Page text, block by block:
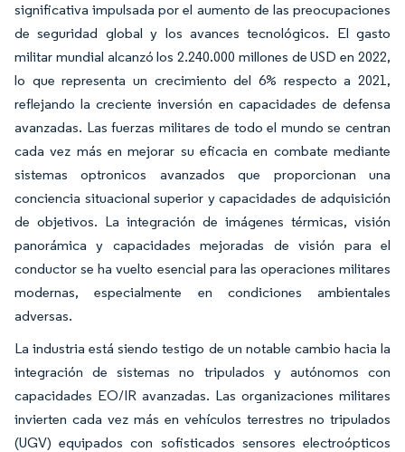
significativa impulsada por el aumento de las preocupaciones
de seguridad global y los avances tecnológicos. El gasto
militar mundial alcanzó los 2.240.000 millones de USD en 2022,
lo que representa un crecimiento del 6% respecto a 2021,
reflejando la creciente inversión en capacidades de defensa
avanzadas. Las fuerzas militares de todo el mundo se centran
cada vez más en mejorar su eficacia en combate mediante
sistemas optronicos avanzados que proporcionan una
conciencia situacional superior y capacidades de adquisición
de objetivos. La integración de imágenes térmicas, visión
panorámica y capacidades mejoradas de visión para el
conductor se ha vuelto esencial para las operaciones militares
modernas, especialmente en condiciones ambientales
adversas.
La industria está siendo testigo de un notable cambio hacia la
integración de sistemas no tripulados y autónomos con
capacidades EO/IR avanzadas. Las organizaciones militares
invierten cada vez más en vehículos terrestres no tripulados
(UGV) equipados con sofisticados sensores electroópticos